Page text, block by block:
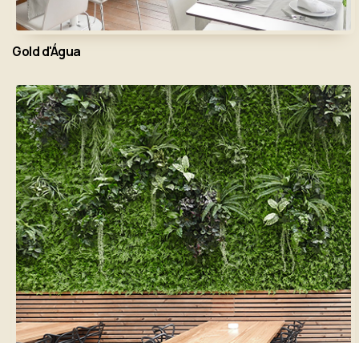
Gold d'Água